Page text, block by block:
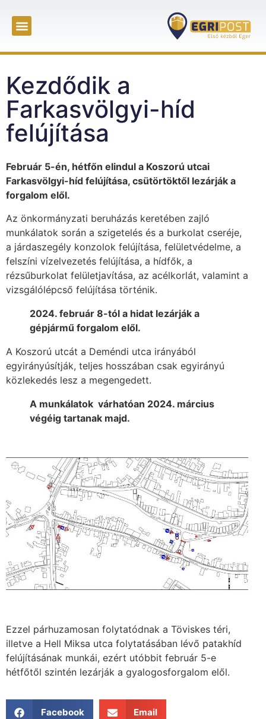
Kezdődik a
Farkasvölgyi-híd
felújítása
Február 5-én, hétfőn elindul a Koszorú utcai
Farkasvölgyi-híd felújítása, csütörtöktől lezárják a
forgalom elől.
Az önkormányzati beruházás keretében zajló
munkálatok során a szigetelés és a burkolat cseréje,
a járdaszegély konzolok felújítása, felületvédelme, a
felszíni vízelvezetés felújítása, a hídfők, a
rézsűburkolat felületjavítása, az acélkorlát, valamint a
vizsgálólépcső felújítása történik.
2024. február 8-tól a hidat lezárják a
gépjármű forgalom elől.
A Koszorú utcát a Deméndi utca irányából
egyirányúsítják, teljes hosszában csak egyirányú
közlekedés lesz a megengedett.
A munkálatok várhatóan 2024. március
végéig tartanak majd.
Ezzel párhuzamosan folytatódnak a Töviskes téri,
illetve a Hell Miksa utca folytatásában lévő patakhíd
felújításának munkái, ezért utóbbit február 5-e
hétfőtől szintén lezárják a gyalogosforgalom elől.
Facebook Email